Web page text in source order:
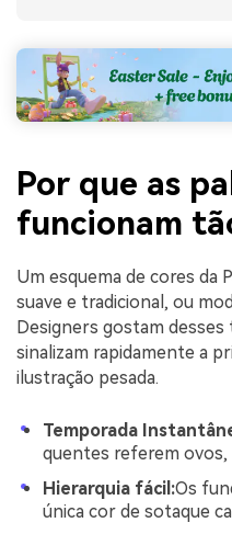
Por que as
funcionam
Um esquema de cores da
suave e tradicional, ou
Designers gostam desses
sinalizam rapidamente a
ilustração pesada.
Temporada
quentes referem ovos,
Hierarquia fácil:Os
única cor de sotaque